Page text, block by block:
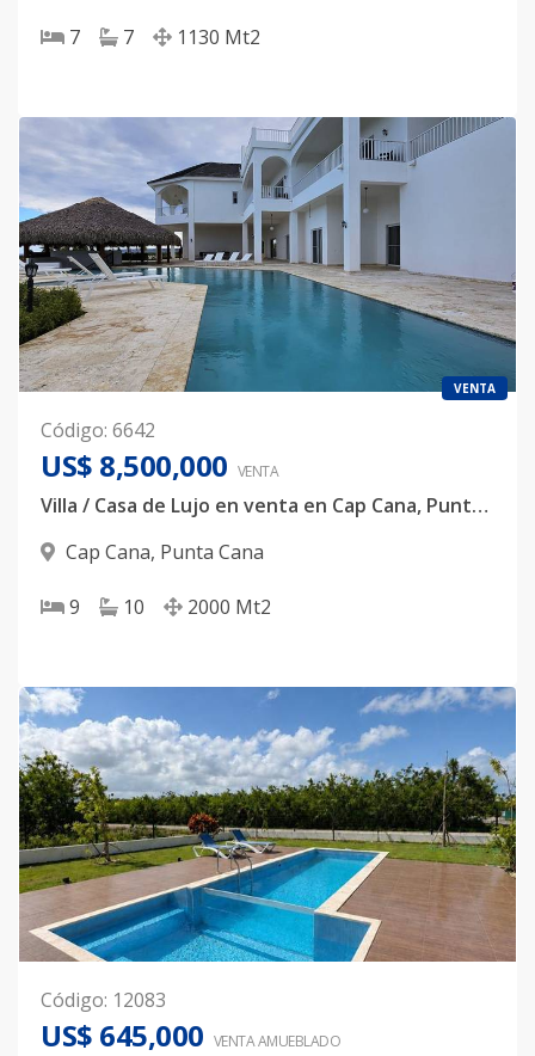
7 7 1130 Mt2
VENTA
Código: 6642
US$ 8,500,000 VENTA
Villa / Casa de Lujo en venta en Cap Cana, Punta Cana, República Dominicana, con Vista a Campo de Golf, con Vista al mar, cerca de la playa, con piscina, cerca del aeropuerto de Punta cana
Cap Cana, Punta Cana
9 10 2000 Mt2
Código: 12083
US$ 645,000 VENTA AMUEBLADO